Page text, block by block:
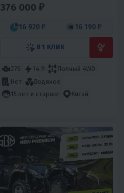
376 000 ₽
16 920 ₽ 16 190 ₽
В 1 КЛИК
276 14.9
Полный 4WD
Нет
Водяное
15 лет и старше
Китай